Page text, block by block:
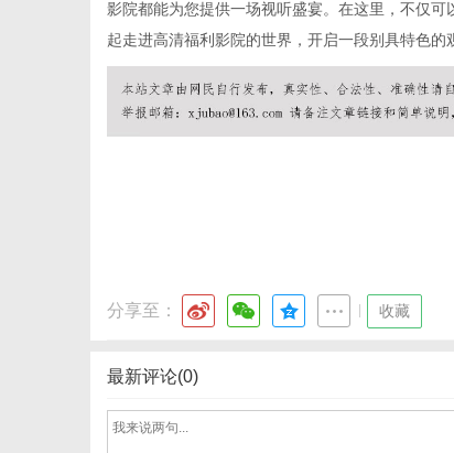
影院都能为您提供一场视听盛宴。在这里，不仅
起走进高清福利影院的世界，开启一段别具特色的
分享至： 收藏
最新评论(0)